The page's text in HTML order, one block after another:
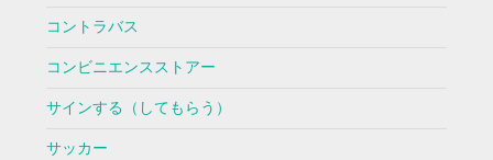
コントラバス
コンビニエンスストアー
サインする（してもらう）
サッカー